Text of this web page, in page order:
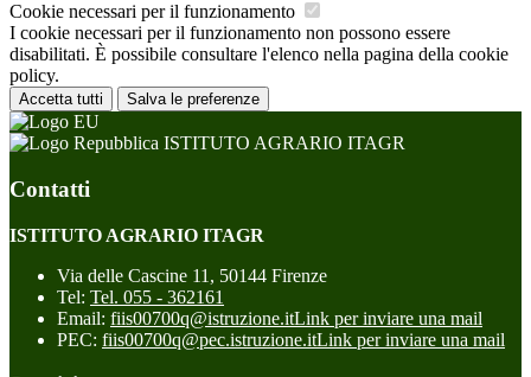
Cookie necessari per il funzionamento
I cookie necessari per il funzionamento non possono essere
disabilitati. È possibile consultare l'elenco nella pagina della cookie
policy.
Accetta tutti Salva le preferenze
ISTITUTO AGRARIO ITAGR
Contatti
ISTITUTO AGRARIO ITAGR
Via delle Cascine 11, 50144 Firenze
Tel: Tel. 055 - 362161
Email: fiis00700q@istruzione.itLink per inviare una mail
PEC: fiis00700q@pec.istruzione.itLink per inviare una mail